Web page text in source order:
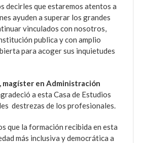
decirles que estaremos atentos a
ayuden a superar los grandes
vinculados con nosotros,
publica y con amplio
para acoger sus inquietudes
magíster en Administración
a esta Casa de Estudios
destrezas de los profesionales.
que la formación recibida en esta
más inclusiva y democrática a